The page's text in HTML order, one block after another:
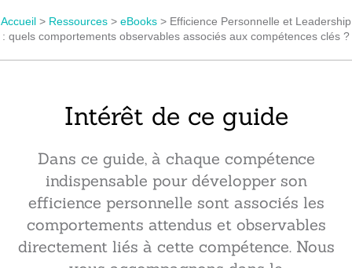
Accueil > Ressources > eBooks > Efficience Personnelle et Leadership
: quels comportements observables associés aux compétences clés ?
Intérêt de ce guide
Dans ce guide, à chaque compétence
indispensable pour développer son
efficience personnelle sont associés les
comportements attendus et observables
directement liés à cette compétence. Nous